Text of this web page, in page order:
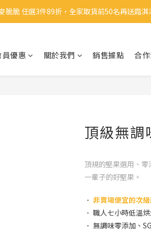
脆脆 任選3件89折，全家取貨前50名再送霜
脆脆 任選3件89折，全家取貨前50名再送霜
單盒折起，最高享9折再送蛋白麵*1👍🏻✨
員優惠 關於我們 銷售據點 合
頂級無
頂規的堅果選用、
一輩子的好堅果。
． 非賣場便宜的次
． 職人七小時低溫
． 無調味零添加、